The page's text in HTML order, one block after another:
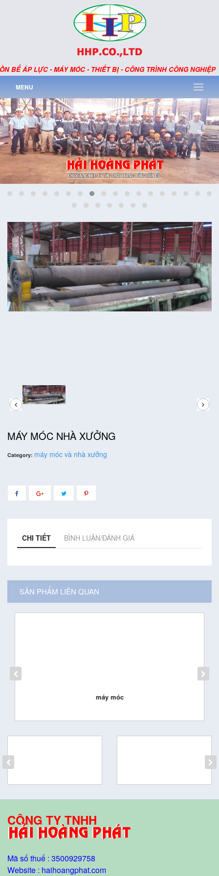
BỂ ÁP LỰC - MÁY MÓC - THIẾT BỊ - CÔNG TRÌNH CÔNG NGHIỆP
MENU
MÁY MÓC NHÀ XƯỞNG
Category: máy móc và nhà xưởng
CHI TIẾT BÌNH LUẬN/ĐÁNH GIÁ
SẢN PHẨM LIÊN QUAN
máy móc
CÔNG TY TNHH
Mã số thuế : 3500929758
Website : haihoangphat.com